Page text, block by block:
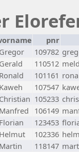
pnr
Gregor 109782
Gerald 110512
Ronald 101161
Kaweh 107547
Christian 105233
Manfred 106149
Florian 123453
Helmut 102336
Martin 118147